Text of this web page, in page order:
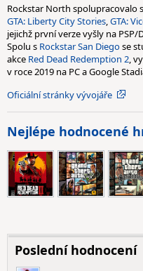
Rockstar North spolupracovalo
GTA: Liberty City Stories,GTA:
jejichž první verze vyšly na PSP/
Spolu s Rockstar San Diegose
akce Red Dead Redemption 2,
v roce 2019 na PC a Google
Oficiální stránky vývojáře
Nejlépe hodnocené
Poslední hodnocení